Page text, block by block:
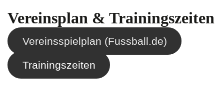
Vereinsplan & Trainingszeiten
Vereinsspielplan (Fussball.de)
Trainingszeiten